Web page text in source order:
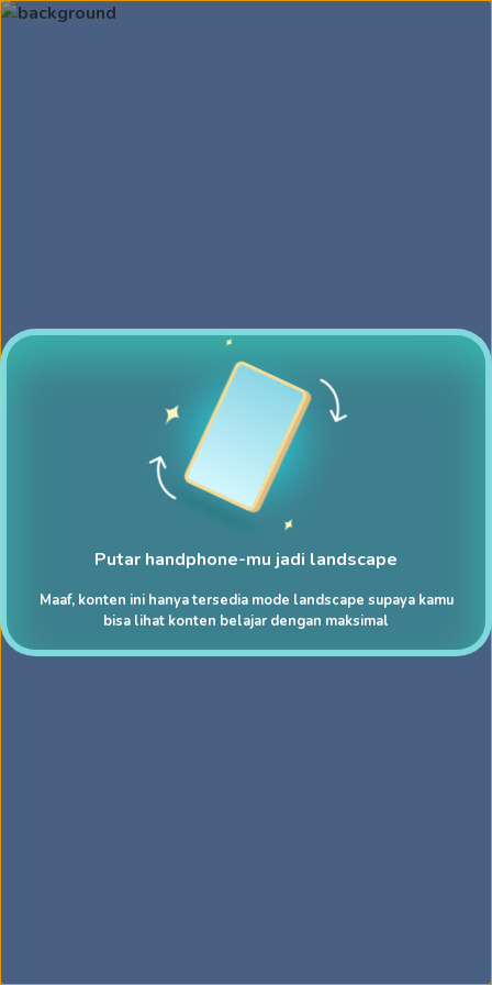
Putar handphone-mu jadi landscape
Maaf, konten ini hanya tersedia mode landscape supaya kamu
bisa lihat konten belajar dengan maksimal